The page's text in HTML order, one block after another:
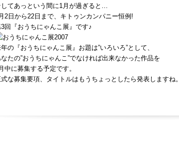
してあっという間に1月が過ぎると…
2日から22日まで、キトゥンカンパニー恒例!
回『おうちにゃんこ展』です♪
の『おうちにゃんこ展』お題は”いろいろ”として、
たの”おうちにゃんこ”でなければ出来なかった作品を
中に募集する予定です。
な募集要項、タイトルはもうちょっとしたら発表しますね。